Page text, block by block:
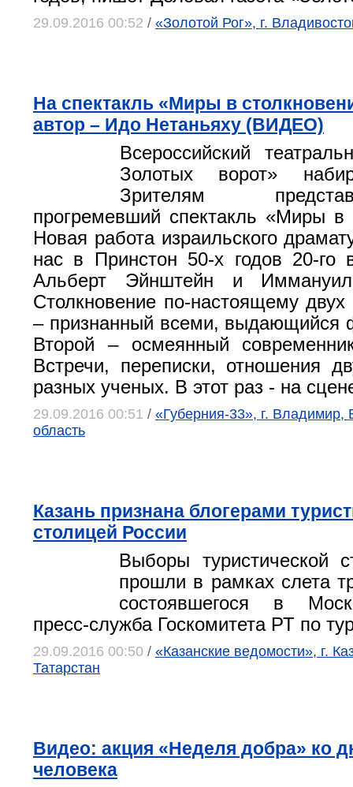
29.09.2016 00:52 / «Золотой Рог», г.
На спектакль «Миры в
автор – Идо Нетаньяху (ВИДЕО)
Всероссийский
Золотых ворот»
Зрителям
прогремевший спектакль «Миры в
Новая работа израильского
нас в Принстон 50-х годов 20-го
Альберт Эйнштейн и Иммануил
Столкновение по-настоящему
– признанный всеми, выдающийся
Второй – осмеянный
Встречи, переписки, отношения
разных ученых. В этот раз - на
29.09.2016 00:51 / «Губерния-33», г. Владимир,
область
Казань признана блогерами
столицей России
Выборы туристической
прошли в рамках слета
состоявшегося в
пресс-служба Госкомитета РТ по
29.09.2016 00:50 / «Казанские ведомости», г.
Татарстан
Видео: акция «Неделя добра» ко
человека